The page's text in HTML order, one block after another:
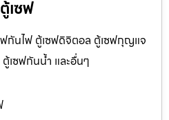
เซฟ
ฟกันไฟ ตู้เซฟดิจิตอล ตู้เซฟกุญแจ
เซฟกันน้ำ และอื่นๆ